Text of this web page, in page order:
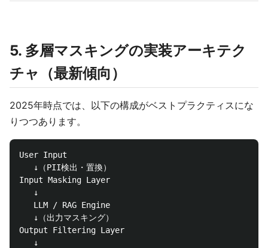
5. 多層マスキングの実装アーキテク
チャ（最新傾向）
2025年時点では、以下の構成がベストプラクティスにな
りつつあります。
User Input
   ↓（PII検出・置換）
Input Masking Layer
   ↓
   LLM / RAG Engine
   ↓（出力マスキング）
Output Filtering Layer
   ↓